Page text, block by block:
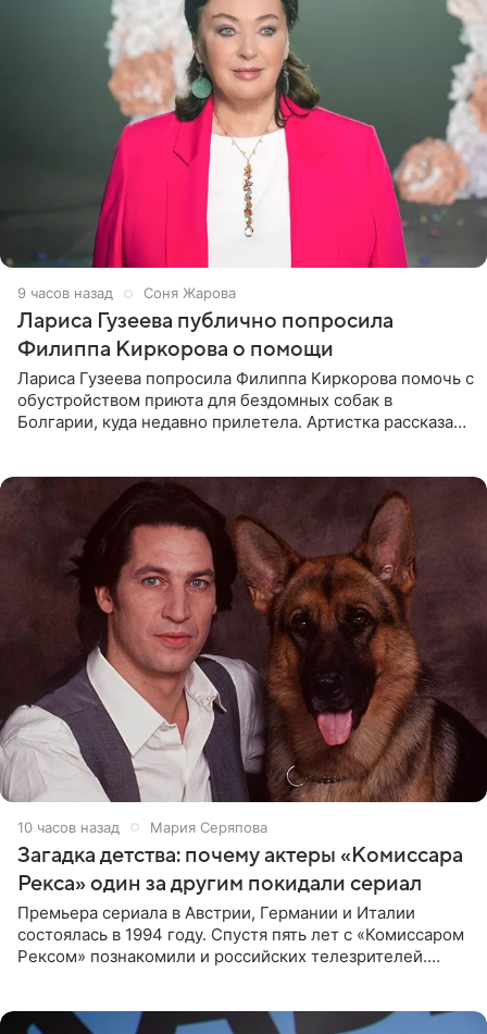
9 часов назад Соня Жарова
Лариса Гузеева публично попросила
Филиппа Киркорова о помощи
Лариса Гузеева попросила Филиппа Киркорова помочь с
обустройством приюта для бездомных собак в
Болгарии, куда недавно прилетела. Артистка рассказала
10 часов назад Мария Серяпова
Загадка детства: почему актеры «Комиссара
Рекса» один за другим покидали сериал
Премьера сериала в Австрии, Германии и Италии
состоялась в 1994 году. Спустя пять лет с «Комиссаром
Рексом» познакомили и российских телезрителей.